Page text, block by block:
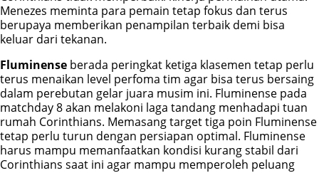
Menezes meminta para pemain tetap fokus dan terus
berupaya memberikan penampilan terbaik demi bisa
keluar dari tekanan.
Fluminense berada peringkat ketiga klasemen tetap perlu
terus menaikan level perfoma tim agar bisa terus bersaing
dalam perebutan gelar juara musim ini. Fluminense pada
matchday 8 akan melakoni laga tandang menhadapi tuan
rumah Corinthians. Memasang target tiga poin Fluminense
tetap perlu turun dengan persiapan optimal. Fluminense
harus mampu memanfaatkan kondisi kurang stabil dari
Corinthians saat ini agar mampu memperoleh peluang